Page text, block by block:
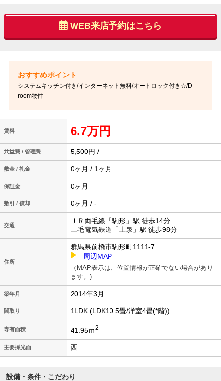
WEB来店予約はこちら
システムキッチン付き/インターネット無料/オートロック付き☆/D-
room物件
賃料 6.7万円
共益費 / 管理費 5,500円 /
敷金 / 礼金 0ヶ月 / 1ヶ月
保証金 0ヶ月
敷引 / 償却 0ヶ月 / -
交通
ＪＲ両毛線「駒形」駅 徒歩14分
上毛電気鉄道「上泉」駅 徒歩98分
住所
群馬県前橋市駒形町1111-7
周辺MAP
（MAP表示は、位置情報が正確でない場合があり
ます。)
築年月 2014年3月
間取り 1LDK (LDK10.5畳/洋室4畳(*階))
専有面積 41.95ｍ2
主要採光面 西
設備・条件・こだわり